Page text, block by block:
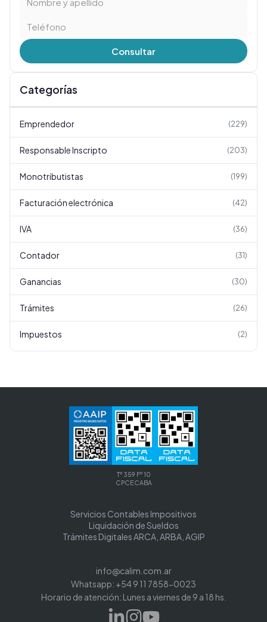
Consultar
Categorías
Emprendedor (229)
Responsable Inscripto (203)
Monotributistas (199)
Facturación electrónica (42)
IVA (36)
Contador (31)
Ganancias (30)
Trámites (26)
Impuestos (2)
Tº 359 Fº 10
CPCECABA
Servicios Contables Impositivos
Liquidación de Sueldos
Trámites Digitales ARCA, ARBA, AGIP
info@calim.com.ar
Whatsapp: +54 9 11 7858-0023
Horario de atención: Lunes a viernes de 9 a 18 hs.